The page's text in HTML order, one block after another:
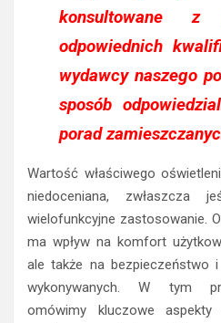
konsultowane z
odpowiednich
wydawcy naszego
sposób
porad
Wartość właściwego
niedoceniana, zwłaszcza
wielofunkcyjne zastosowanie.
ma wpływ na komfort
ale także na bezpieczeństwo
wykonywanych. W tym
omówimy kluczowe aspekty